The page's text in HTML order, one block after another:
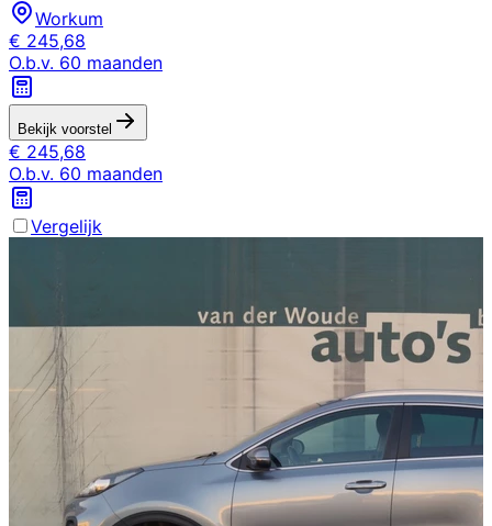
Workum
€ 245,68
O.b.v. 60 maanden
Bekijk voorstel
€ 245,68
O.b.v. 60 maanden
Vergelijk